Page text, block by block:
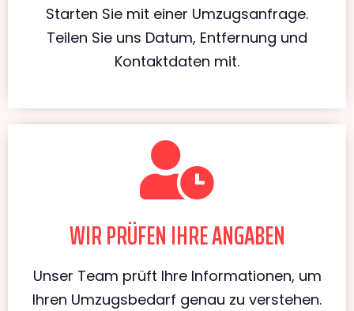
Starten Sie mit einer Umzugsanfrage.
Teilen Sie uns Datum, Entfernung und
Kontaktdaten mit.
WIR PRÜFEN IHRE ANGABEN
Unser Team prüft Ihre Informationen, um
Ihren Umzugsbedarf genau zu verstehen.